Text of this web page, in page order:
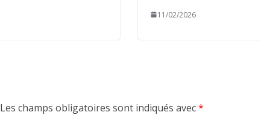
11/02/2026
Les champs obligatoires sont indiqués avec*